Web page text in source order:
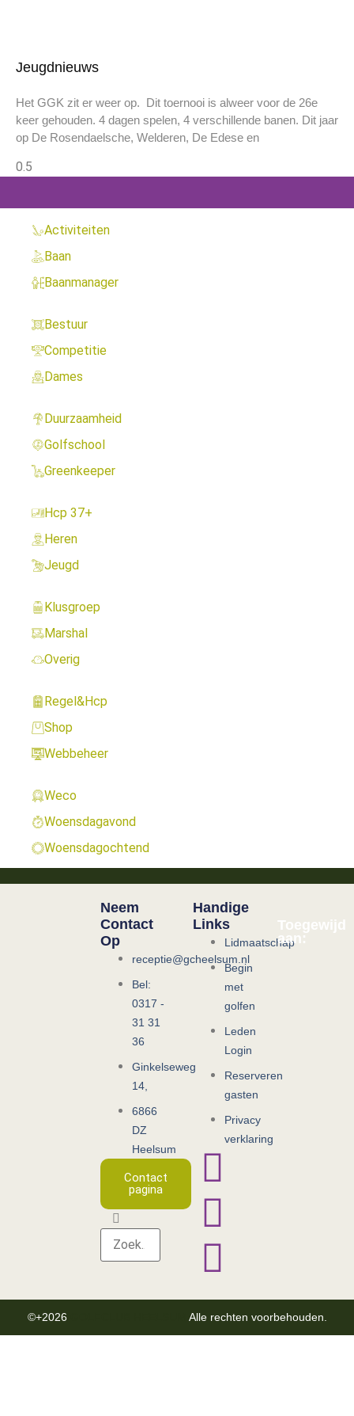
Jeugdnieuws
Het GGK zit er weer op. Dit toernooi is alweer voor de 26e
keer gehouden. 4 dagen spelen, 4 verschillende banen. Dit jaar
op De Rosendaelsche, Welderen, De Edese en
Activiteiten
Baan
Baanmanager
Bestuur
Competitie
Dames
Duurzaamheid
Golfschool
Greenkeeper
Hcp 37+
Heren
Jeugd
Klusgroep
Marshal
Overig
Regel&Hcp
Shop
Webbeheer
Weco
Woensdagavond
Woensdagochtend
Neem
Contact
Op
receptie@gcheelsum.nl
Bel:
0317 -
31 31
36
Ginkelseweg
14,
6866
DZ
Heelsum
Contact
pagina
Handige
Links
Lidmaatschap
Begin
met
golfen
Leden
Login
Reserveren
gasten
Privacy
verklaring
Toegewijd
aan:
©+2026 Alle rechten voorbehouden.